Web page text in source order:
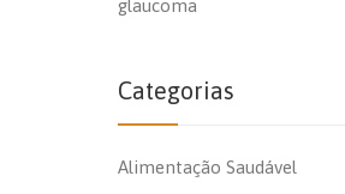
glaucoma
Categorias
Alimentação Saudável